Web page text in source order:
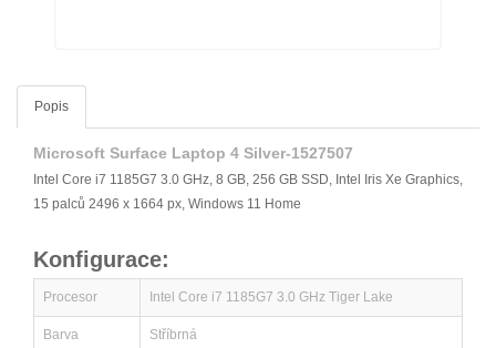
Popis
Microsoft Surface Laptop 4 Silver-1527507
Intel Core i7 1185G7 3.0 GHz, 8 GB, 256 GB SSD, Intel Iris Xe Graphics,
15 palců 2496 x 1664 px, Windows 11 Home
Konfigurace:
Procesor Intel Core i7 1185G7 3.0 GHz Tiger Lake
Barva Stříbrná